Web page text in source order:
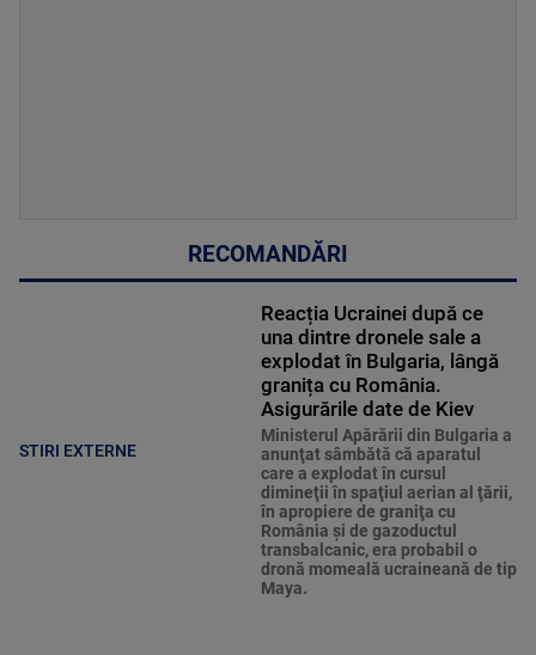
RECOMANDĂRI
STIRI EXTERNE
Reacția Ucrainei după ce
una dintre dronele sale a
explodat în Bulgaria, lângă
granița cu România.
Asigurările date de Kiev
Ministerul Apărării din Bulgaria a
anunţat sâmbătă că aparatul
care a explodat în cursul
dimineţii în spaţiul aerian al ţării,
în apropiere de graniţa cu
România şi de gazoductul
transbalcanic, era probabil o
dronă momeală ucraineană de tip
Maya.